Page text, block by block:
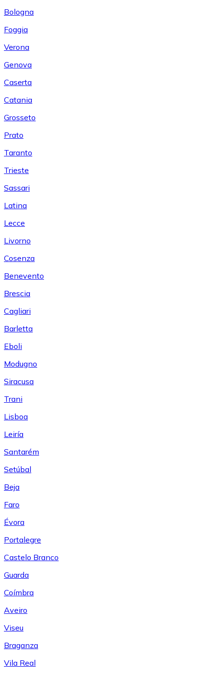
Bologna
Foggia
Verona
Genova
Caserta
Catania
Grosseto
Prato
Taranto
Trieste
Sassari
Latina
Lecce
Livorno
Cosenza
Benevento
Brescia
Cagliari
Barletta
Eboli
Modugno
Siracusa
Trani
Lisboa
Leiría
Santarém
Setúbal
Beja
Faro
Évora
Portalegre
Castelo Branco
Guarda
Coímbra
Aveiro
Viseu
Braganza
Vila Real